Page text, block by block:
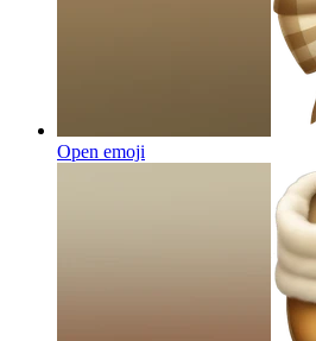
Open emoji